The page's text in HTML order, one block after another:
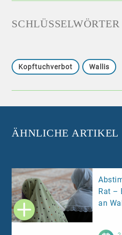
SCHLÜSSELWÖRTER
Kopftuchverbot Wallis
ÄHNLICHE ARTIKEL
Rat –
an